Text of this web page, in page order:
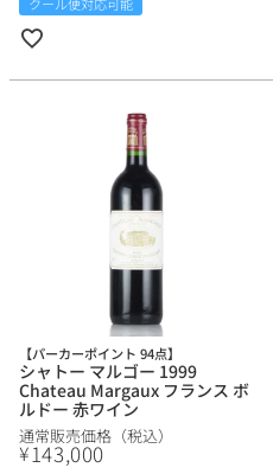
【パーカーポイント 94点】
シャトー マルゴー 1999
Chateau Margaux フランス ボ
ルドー 赤ワイン
通常販売価格（税込）
¥143,000